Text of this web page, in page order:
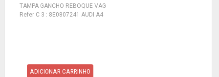
TAMPA GANCHO REBOQUE VAG
Refer C 3 : 8E0807241 AUDI A4
ADICIONAR CARRINHO